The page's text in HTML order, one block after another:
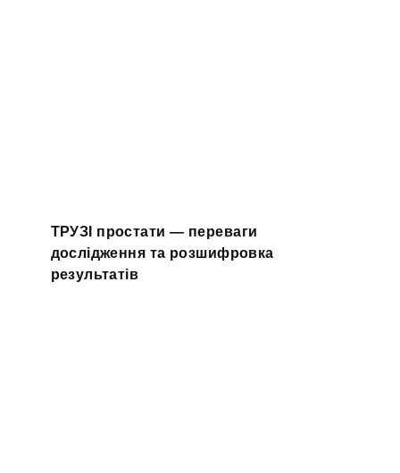
ТРУЗІ простати — переваги
дослідження та розшифровка
результатів